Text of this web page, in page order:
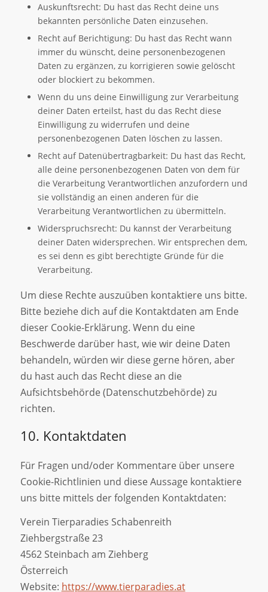
Auskunftsrecht: Du hast das Recht deine uns
bekannten persönliche Daten einzusehen.
Recht auf Berichtigung: Du hast das Recht wann
immer du wünscht, deine personenbezogenen
Daten zu ergänzen, zu korrigieren sowie gelöscht
oder blockiert zu bekommen.
Wenn du uns deine Einwilligung zur Verarbeitung
deiner Daten erteilst, hast du das Recht diese
Einwilligung zu widerrufen und deine
personenbezogenen Daten löschen zu lassen.
Recht auf Datenübertragbarkeit: Du hast das Recht,
alle deine personenbezogenen Daten von dem für
die Verarbeitung Verantwortlichen anzufordern und
sie vollständig an einen anderen für die
Verarbeitung Verantwortlichen zu übermitteln.
Widerspruchsrecht: Du kannst der Verarbeitung
deiner Daten widersprechen. Wir entsprechen dem,
es sei denn es gibt berechtigte Gründe für die
Verarbeitung.
Um diese Rechte auszuüben kontaktiere uns bitte.
Bitte beziehe dich auf die Kontaktdaten am Ende
dieser Cookie-Erklärung. Wenn du eine
Beschwerde darüber hast, wie wir deine Daten
behandeln, würden wir diese gerne hören, aber
du hast auch das Recht diese an die
Aufsichtsbehörde (Datenschutzbehörde) zu
richten.
10. Kontaktdaten
Für Fragen und/oder Kommentare über unsere
Cookie-Richtlinien und diese Aussage kontaktiere
uns bitte mittels der folgenden Kontaktdaten:
Verein Tierparadies Schabenreith
Ziehbergstraße 23
4562 Steinbach am Ziehberg
Österreich
Website: https://www.tierparadies.at